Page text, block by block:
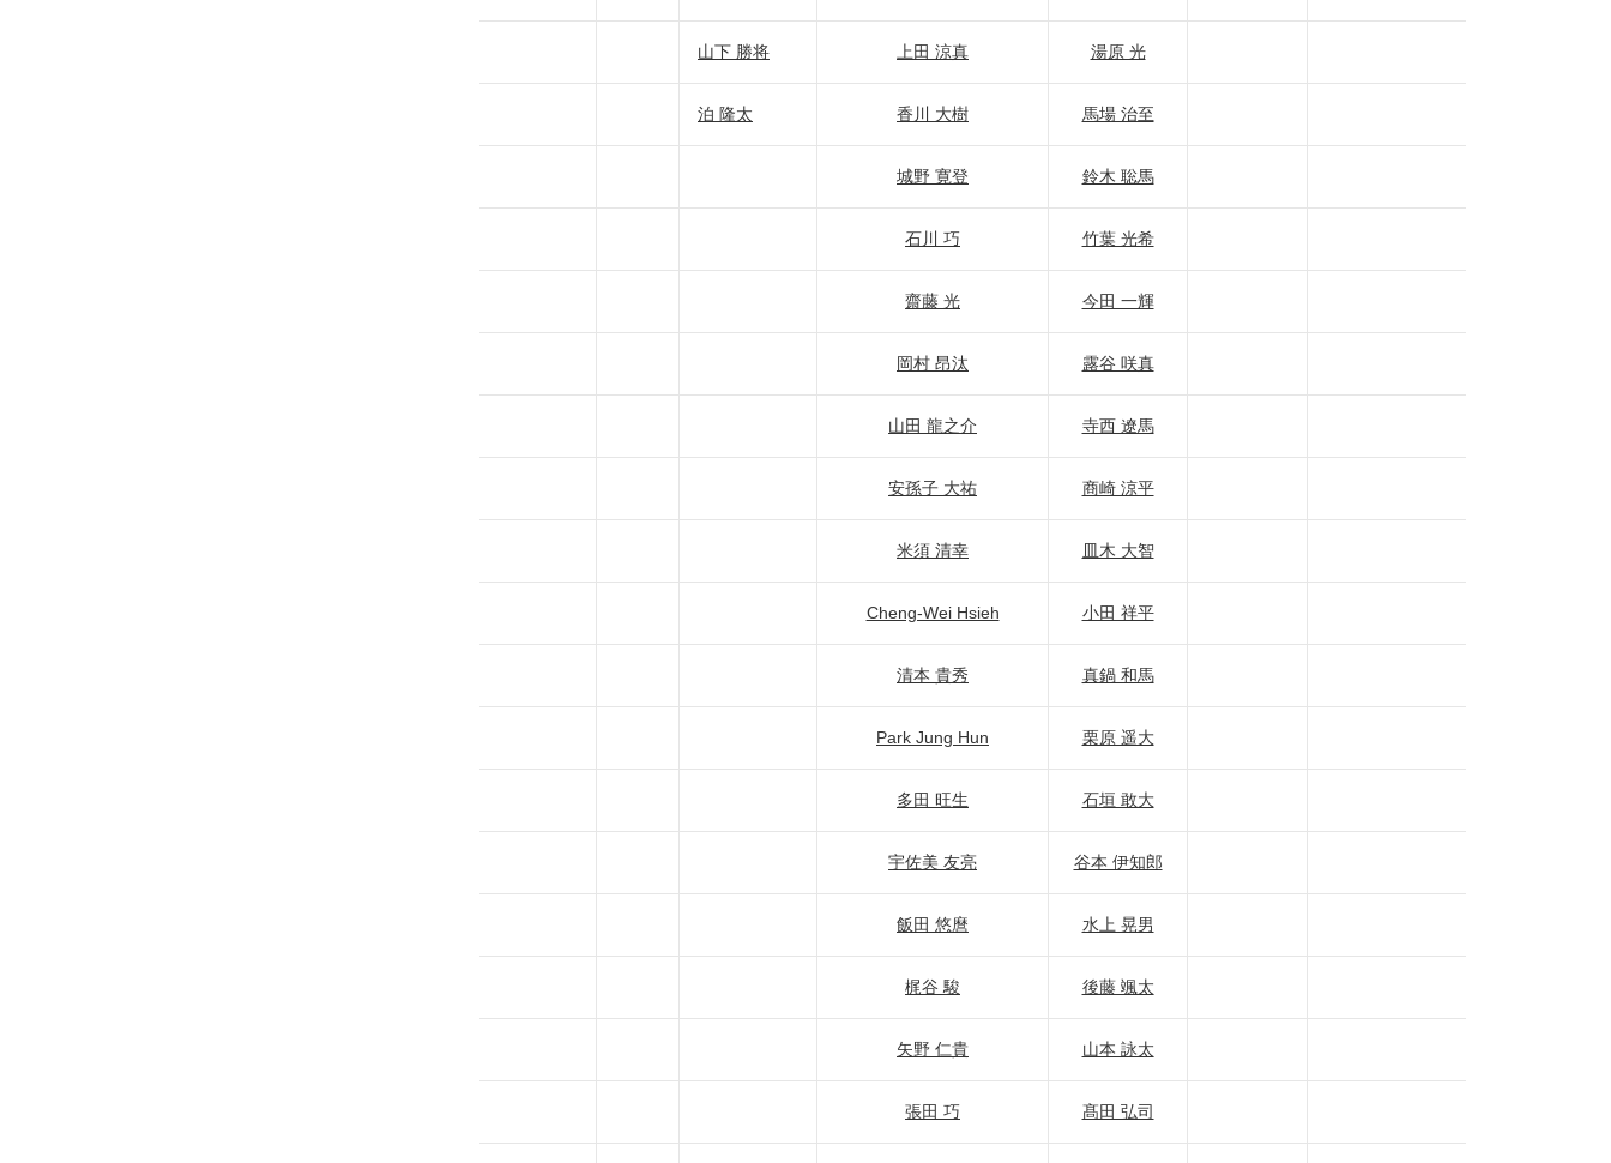
山下 勝将 上田 涼真 湯原 光
泊 隆太 香川 大樹 馬場 治至
城野 寛登 鈴木 聡馬
石川 巧 竹葉 光希
齋藤 光 今田 一輝
岡村 昂汰 露谷 咲真
山田 龍之介 寺西 遼馬
安孫子 大祐 商崎 涼平
米須 清幸 皿木 大智
Cheng-Wei Hsieh 小田 祥平
清本 貴秀 真鍋 和馬
Park Jung Hun 栗原 遥大
多田 旺生 石垣 敢大
宇佐美 友亮 谷本 伊知郎
飯田 悠麿 水上 晃男
梶谷 駿 後藤 颯太
矢野 仁貴 山本 詠太
張田 巧 髙田 弘司